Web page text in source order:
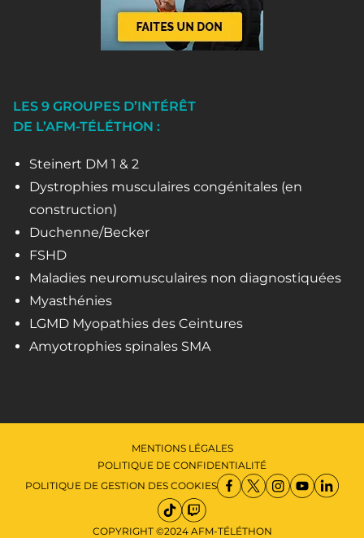
LES 9 GROUPES D’INTÉRÊT
DE L’AFM-TÉLÉTHON :
Steinert DM 1 & 2
Dystrophies musculaires congénitales (en
construction)
Duchenne/Becker
FSHD
Maladies neuromusculaires non diagnostiquées
Myasthénies
LGMD Myopathies des Ceintures
Amyotrophies spinales SMA
COPYRIGHT ©2024 AFM-TÉLÉTHON
MENTIONS LÉGALES
POLITIQUE DE CONFIDENTIALITÉ
POLITIQUE DE GESTION DES COOKIES